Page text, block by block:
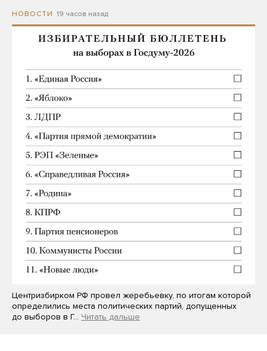
НОВОСТИ 19 часов назад
Центризбирком РФ провел жеребьевку, по итогам которой
определились места политических партий, допущенных
до выборов в Г… Читать дальше